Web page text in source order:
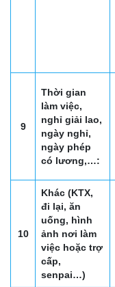
9
Thời gian
làm việc,
nghỉ giải lao,
ngày nghỉ,
ngày phép
có lương,…:
10
Khác (KTX,
đi lại, ăn
uống, hình
ảnh nơi làm
việc hoặc trợ
cấp,
senpai…)